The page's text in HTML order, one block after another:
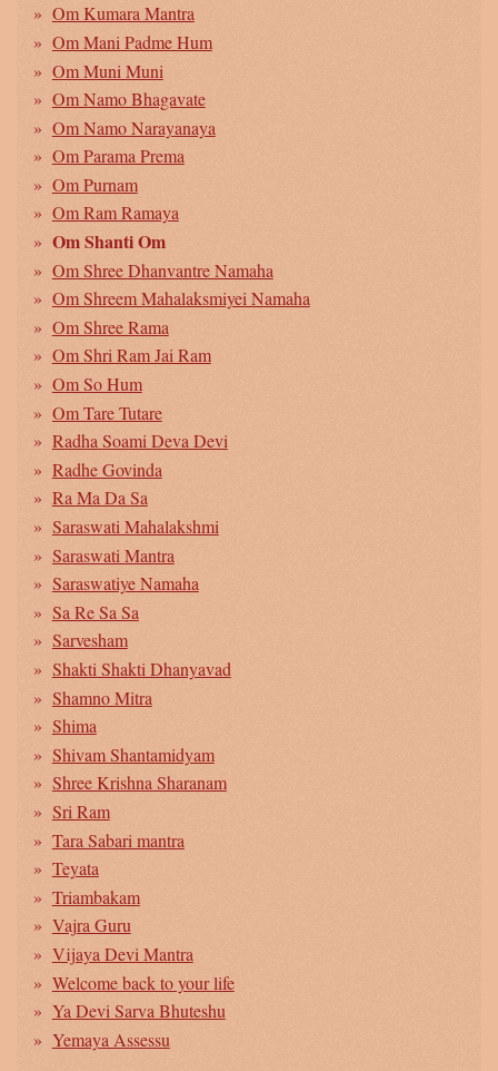
Om Kumara Mantra
Om Mani Padme Hum
Om Muni Muni
Om Namo Bhagavate
Om Namo Narayanaya
Om Parama Prema
Om Purnam
Om Ram Ramaya
Om Shanti Om
Om Shree Dhanvantre Namaha
Om Shreem Mahalaksmiyei Namaha
Om Shree Rama
Om Shri Ram Jai Ram
Om So Hum
Om Tare Tutare
Radha Soami Deva Devi
Radhe Govinda
Ra Ma Da Sa
Saraswati Mahalakshmi
Saraswati Mantra
Saraswatiye Namaha
Sa Re Sa Sa
Sarvesham
Shakti Shakti Dhanyavad
Shamno Mitra
Shima
Shivam Shantamidyam
Shree Krishna Sharanam
Sri Ram
Tara Sabari mantra
Teyata
Triambakam
Vajra Guru
Vijaya Devi Mantra
Welcome back to your life
Ya Devi Sarva Bhuteshu
Yemaya Assessu